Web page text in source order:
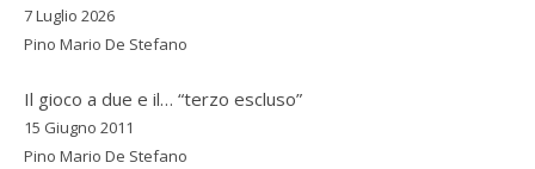
7 Luglio 2026
Pino Mario De Stefano
Il gioco a due e il… “terzo escluso”
15 Giugno 2011
Pino Mario De Stefano